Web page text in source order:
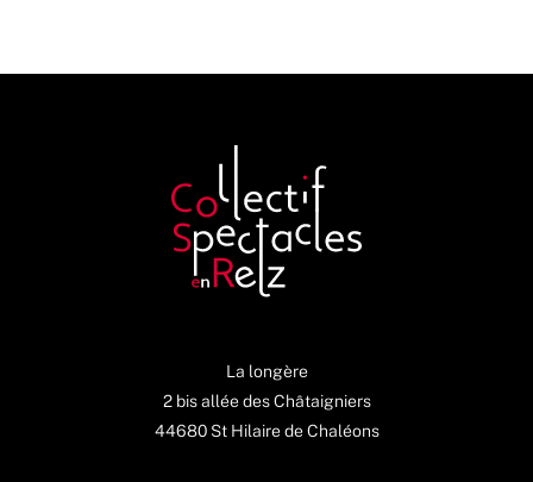
La longère
2 bis allée des Châtaigniers
44680 St Hilaire de Chaléons